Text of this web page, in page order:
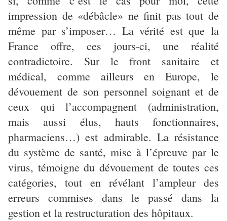
impression de «débâcle» ne finit pas tout de
même par s’imposer… La vérité est que la
France offre, ces jours-ci, une réalité
contradictoire. Sur le front sanitaire et
médical, comme ailleurs en Europe, le
dévouement de son personnel soignant et de
ceux qui l’accompagnent (administration,
mais aussi élus, hauts fonctionnaires,
pharmaciens…) est admirable. La résistance
du système de santé, mise à l’épreuve par le
virus, témoigne du dévouement de toutes ces
catégories, tout en révélant l’ampleur des
erreurs commises dans le passé dans la
gestion et la restructuration des hôpitaux.